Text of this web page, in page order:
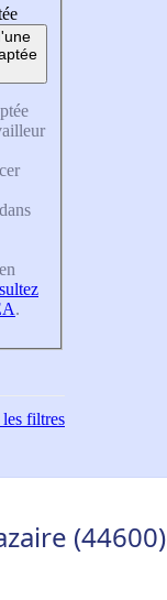
.
les filtres
(44600)